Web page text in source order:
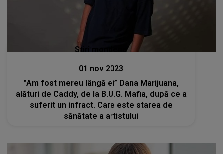
Stiri mondene
01 nov 2023
”Am fost mereu lângă ei” Dana Marijuana,
alături de Caddy, de la B.U.G. Mafia, după ce a
suferit un infract. Care este starea de
sănătate a artistului